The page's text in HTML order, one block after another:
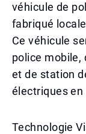
véhicule de
fabriqué
Ce véhicule
police mobile,
et de station
électriques
Technologie